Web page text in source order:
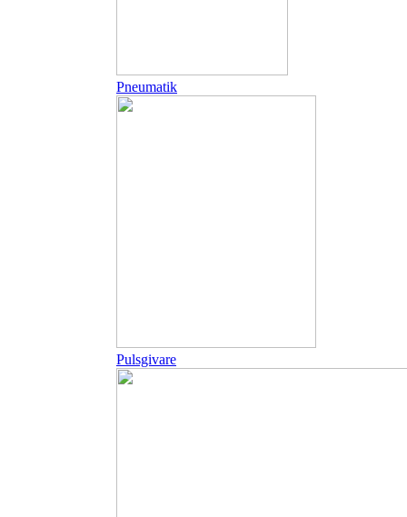
Pneumatik
Pulsgivare